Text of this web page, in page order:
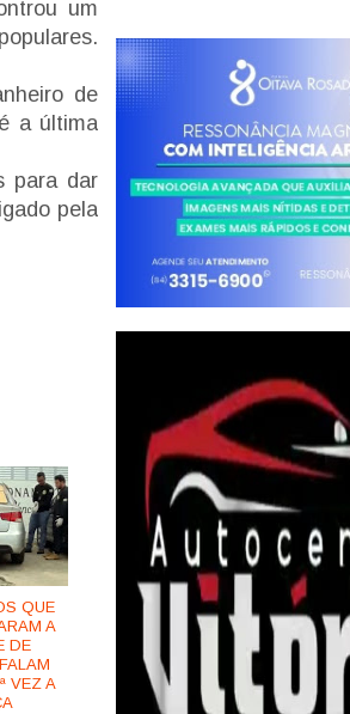
um
de
a última
para dar
pela
QUE
A
DE
VEZ A